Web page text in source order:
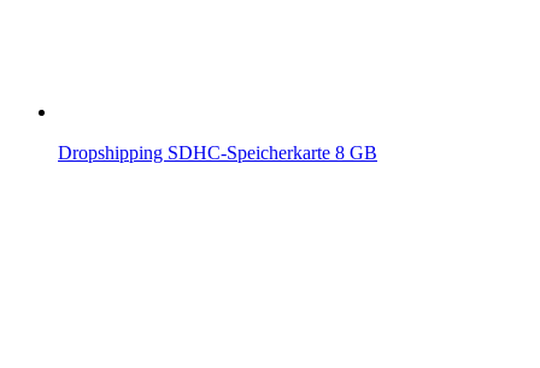
Dropshipping SDHC-Speicherkarte 8 GB